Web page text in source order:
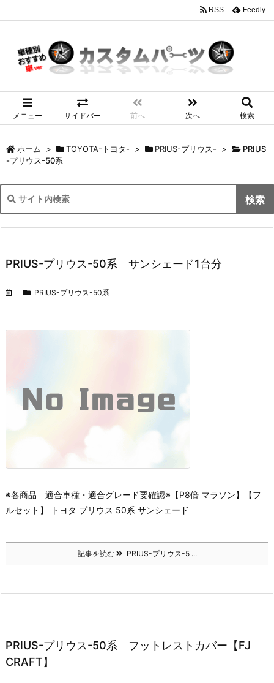
メニュー サイドバー 前へ 次へ 検索
RSS Feedly
ホーム > TOYOTA-トヨタ- > PRIUS-プリウス- >
PRIUS
-プリウス-50系
PRIUS-プリウス-50系 サンシェード1台分
PRIUS-プリウス-50系
※各商品 適合車種・適合グレード要確認※ 【P8倍 マラソン】【フ
ルセット】 トヨタ プリウス 50系 サンシェード
記事を読む PRIUS-プリウス-5 ...
PRIUS-プリウス-50系 フットレストカバー【FJ
CRAFT】